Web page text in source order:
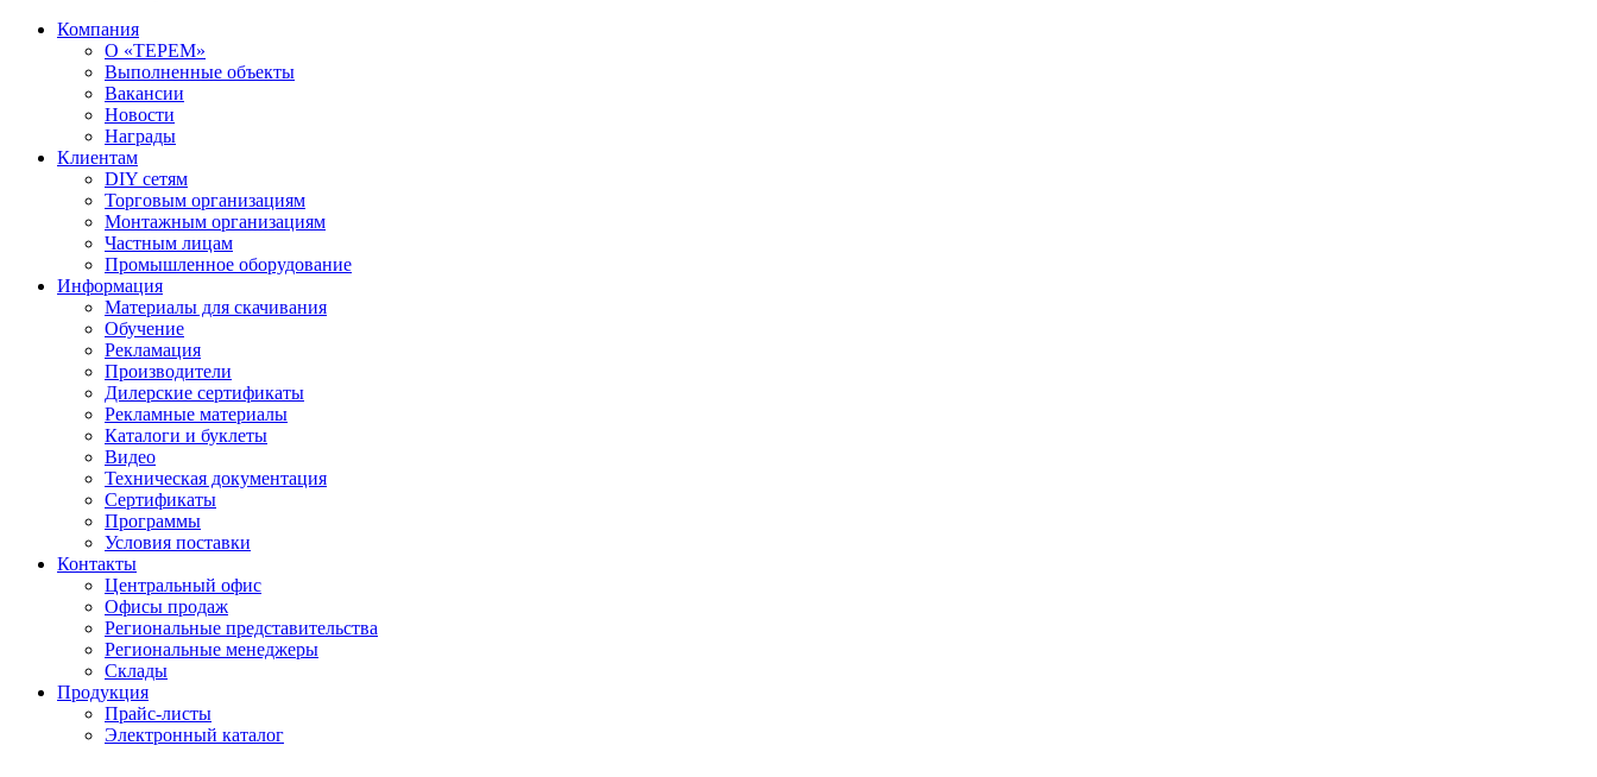
Компания
О «ТЕРЕМ»
Выполненные объекты
Вакансии
Новости
Награды
Клиентам
DIY сетям
Торговым организациям
Монтажным организациям
Частным лицам
Промышленное оборудование
Информация
Материалы для скачивания
Обучение
Рекламация
Производители
Дилерские сертификаты
Рекламные материалы
Каталоги и буклеты
Видео
Техническая документация
Сертификаты
Программы
Условия поставки
Контакты
Центральный офис
Офисы продаж
Региональные представительства
Региональные менеджеры
Склады
Продукция
Прайс-листы
Электронный каталог